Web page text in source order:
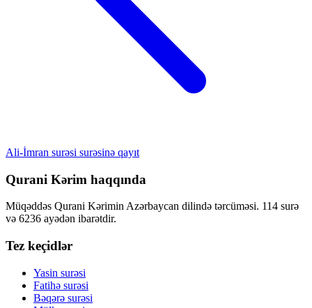
Ali-İmran surəsi surəsinə qayıt
Qurani Kərim haqqında
Müqəddəs Qurani Kərimin Azərbaycan dilində tərcüməsi. 114 surə
və 6236 ayədən ibarətdir.
Tez keçidlər
Yasin surəsi
Fatihə surəsi
Bəqərə surəsi